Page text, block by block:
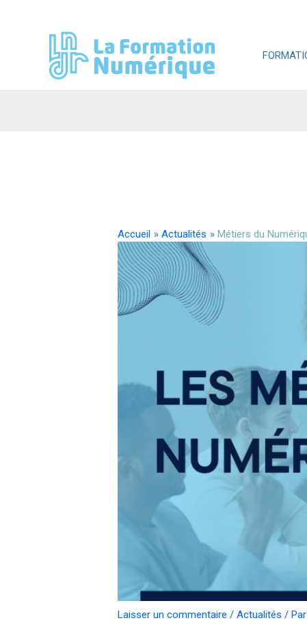
Accueil Actualités Métiers du
Laisser un commentaire /Actualités / Par